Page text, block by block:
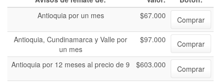
Antioquia por un mes
$67.000
Comprar
Antioquia, Cundinamarca y Valle por
un mes
$97.000 Comprar
Antioquia por 12 meses al precio de 9 $603.000
Comprar